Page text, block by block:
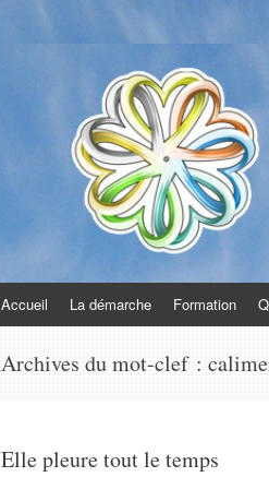
Communication
La communication avec soi, avec autrui
Accueil La démarche Formation
Archives du mot-clef :
Elle pleure tout le temps